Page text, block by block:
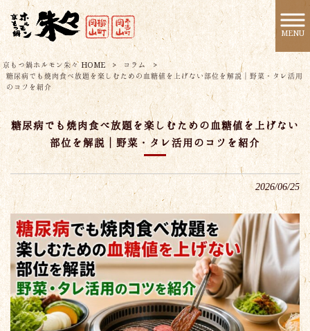
MENU
京もつ鍋ホルモン朱々 HOME > コラム
>
糖尿病でも焼肉食べ放題を楽しむための血糖値を上げない部位を解説｜野菜・タレ活用
のコツを紹介
糖尿病でも焼肉食べ放題を楽しむための血糖値を上げない
部位を解説｜野菜・タレ活用のコツを紹介
2026/06/25